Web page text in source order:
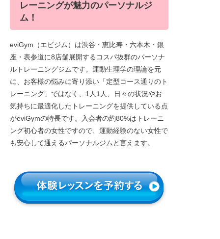
レーニングが魅力のパーソナルジ
ム！
eviGym（エビジム）は渋谷・恵比寿・六本木・銀
座・表参道に8店舗展開するコスパ抜群のパーソナ
ルトレーニングジムです。運動生理学の理論を元
に、お客様の悩みに寄り添い「定型コース通りのト
レーニング」ではなく、1人1人、日々の状況やお
気持ちに最適化したトレーニングを提供している点
がeviGymの特長です。入会者の約80%はトレーニ
ング初心者の女性ですので、運動経験のない女性で
も安心して通えるパーソナルジムと言えます。